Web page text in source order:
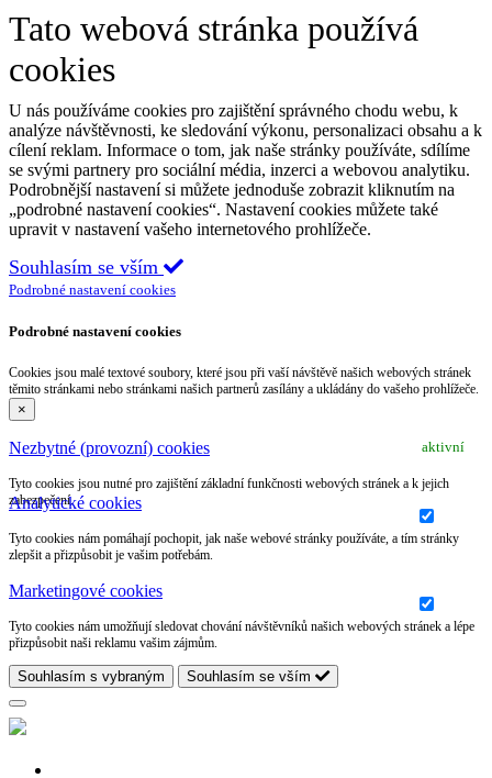
Tato webová stránka používá
cookies
U nás používáme cookies pro zajištění správného chodu webu, k
analýze návštěvnosti, ke sledování výkonu, personalizaci obsahu a k
cílení reklam. Informace o tom, jak naše stránky používáte, sdílíme
se svými partnery pro sociální média, inzerci a webovou analytiku.
Podrobnější nastavení si můžete jednoduše zobrazit kliknutím na
„podrobné nastavení cookies“. Nastavení cookies můžete také
upravit v nastavení vašeho internetového prohlížeče.
Souhlasím se vším
Podrobné nastavení cookies
Podrobné nastavení cookies
Cookies jsou malé textové soubory, které jsou při vaší návštěvě našich webových stránek
těmito stránkami nebo stránkami našich partnerů zasílány a ukládány do vašeho prohlížeče.
×
Nezbytné (provozní) cookies aktivní
Tyto cookies jsou nutné pro zajištění základní funkčnosti webových stránek a k jejich
zabezpečení.
Analytické cookies
Tyto cookies nám pomáhají pochopit, jak naše webové stránky používáte, a tím stránky
zlepšit a přizpůsobit je vašim potřebám.
Marketingové cookies
Tyto cookies nám umožňují sledovat chování návštěvníků našich webových stránek a lépe
přizpůsobit naši reklamu vašim zájmům.
Souhlasím s vybraným Souhlasím se vším